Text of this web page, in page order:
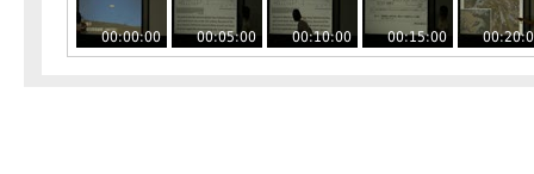
00:00:00 00:05:00 00:10:00 00:15:00